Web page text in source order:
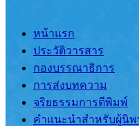
หน้าแรก
ประวัติวารสาร
กองบรรณาธิการ
การส่งบทความ
จริยธรรมการตีพิมพ์
คำแนะนำสำหรับผู้นิ